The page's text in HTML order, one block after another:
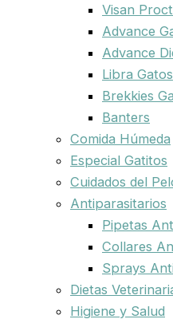
Visan
Advance
Advance
Libra Gatos
Brekkies
Banters
Comida Húmeda
Especial Gatitos
Cuidados del
Antiparasitarios
Pipetas
Collares
Sprays
Dietas
Higiene y Salud